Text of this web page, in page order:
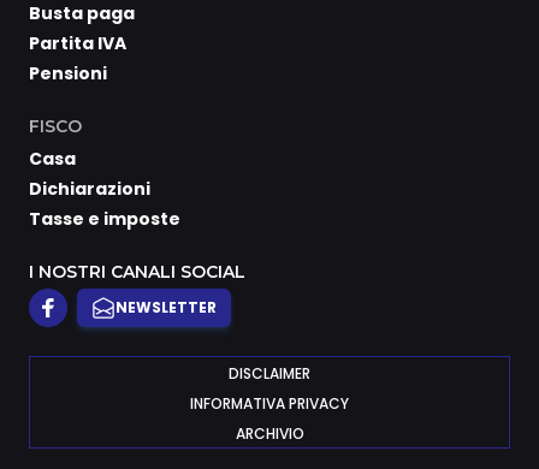
Busta paga
Partita IVA
Pensioni
FISCO
Casa
Dichiarazioni
Tasse e imposte
I NOSTRI CANALI SOCIAL
NEWSLETTER
DISCLAIMER
INFORMATIVA PRIVACY
ARCHIVIO